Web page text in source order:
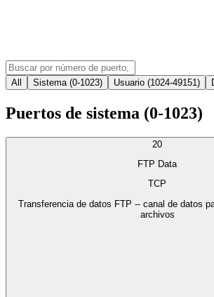
All Sistema (0-1023) Usuario (1024-49151)
Puertos de sistema (0-1023)
20
FTP Data
TCP
Transferencia de datos FTP -- canal de datos
archivos